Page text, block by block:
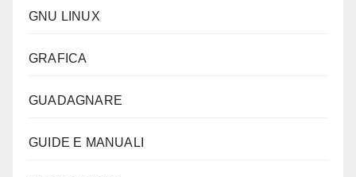
GNU LINUX
GRAFICA
GUADAGNARE
GUIDE E MANUALI